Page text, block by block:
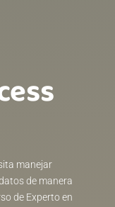
manejar
de manera
de Experto en